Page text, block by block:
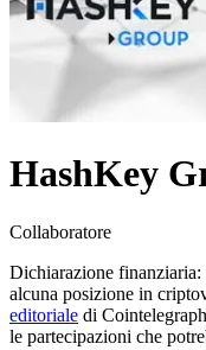
HashKey
Collaboratore
Dichiarazione finanziaria:
alcuna posizione in
editoriale di
le partecipazioni che